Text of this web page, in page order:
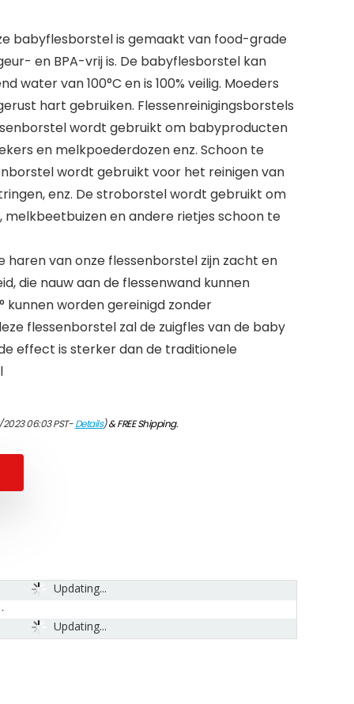
babyflesborstel is gemaakt van food-grade
en BPA-vrij is. De babyflesborstel kan
water van 100°C en is 100% veilig. Moeders
hart gebruiken. Flessenreinigingsborstels
wordt gebruikt om babyproducten
en melkpoederdozen enz. Schoon te
wordt gebruikt voor het reinigen van
enz. De stroborstel wordt gebruikt om
melkbeetbuizen en andere rietjes schoon te
haren van onze flessenborstel zijn zacht en
die nauw aan de flessenwand kunnen
kunnen worden gereinigd zonder
flessenborstel zal de zuigfles van de baby
effect is sterker dan de traditionele
06:03 PST-Details)&FREE Shipping.
Updating...
Updating...